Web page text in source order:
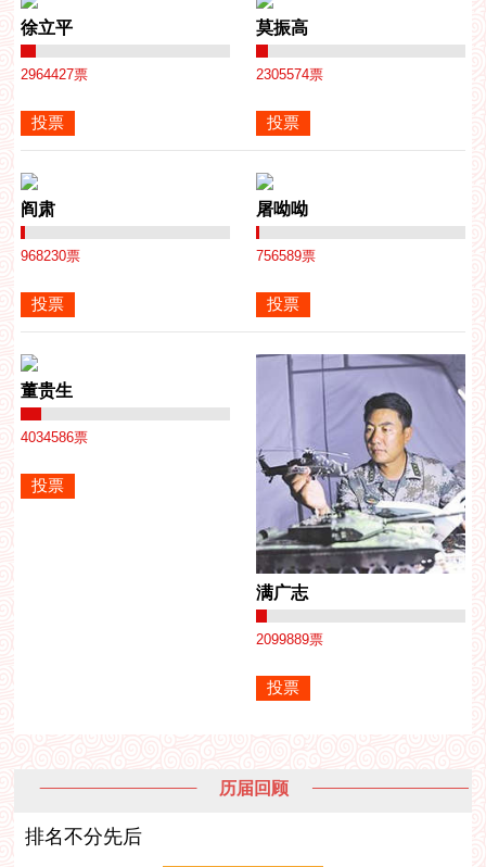
徐立平
2964427票
莫振高
2305574票
阎肃
968230票
屠呦呦
756589票
董贵生
4034586票
满广志
2099889票
历届回顾
排名不分先后